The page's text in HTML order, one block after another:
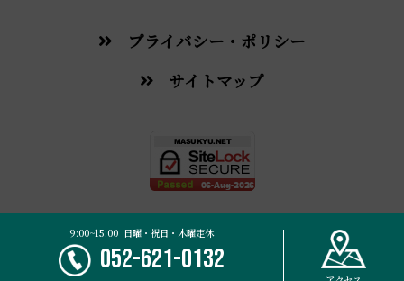
9:00~15:00 日曜・祝日・木曜定休
052-621-0132
プライバシー・ポリシー
サイトマップ